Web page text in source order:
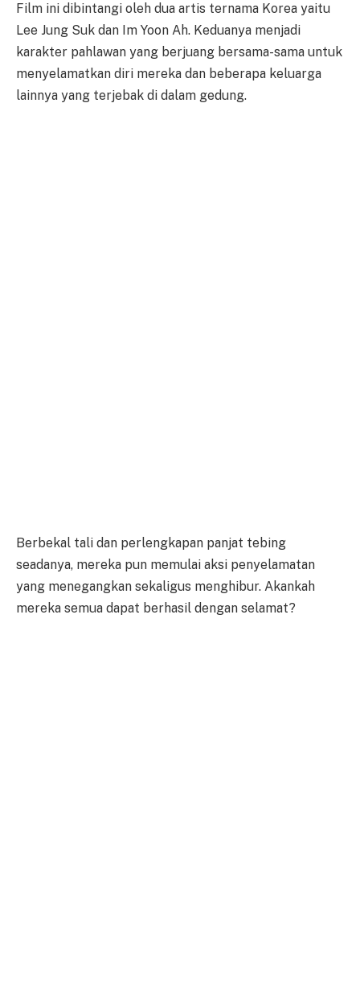
Film ini dibintangi oleh dua artis ternama Korea yaitu
Lee Jung Suk dan Im Yoon Ah. Keduanya menjadi
karakter pahlawan yang berjuang bersama-sama untuk
menyelamatkan diri mereka dan beberapa keluarga
lainnya yang terjebak di dalam gedung.
Berbekal tali dan perlengkapan panjat tebing
seadanya, mereka pun memulai aksi penyelamatan
yang menegangkan sekaligus menghibur. Akankah
mereka semua dapat berhasil dengan selamat?